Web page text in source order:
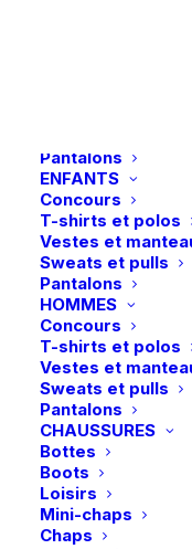
Pantalons
ENFANTS
Concours
T-shirts et polos
Vestes et
Sweats et pulls
Pantalons
HOMMES
Concours
T-shirts et polos
Vestes et
Sweats et pulls
Pantalons
CHAUSSURES
Bottes
Boots
Loisirs
Mini-chaps
Chaps
Samshield |
Accueil